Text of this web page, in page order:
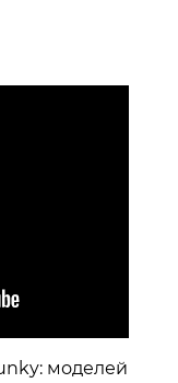
моделей